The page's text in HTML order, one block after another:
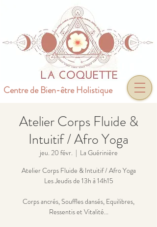
Centre de Bien-être Holistique
Atelier Corps Fluide &
Intuitif / Afro Yoga
jeu. 20 févr.
  |
La Guérinière
Atelier Corps Fluide & Intuitif / Afro Yoga
Les Jeudis de 13h à 14h15
Corps ancrés, Souffles dansés, Equilibres,
Ressentis et Vitalité...